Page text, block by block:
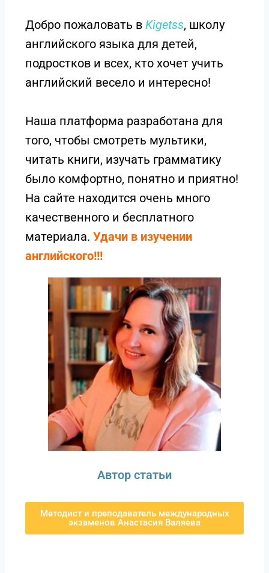
Добро пожаловать в Kigetss, школу
английского языка для детей,
подростков и всех, кто хочет учить
английский весело и интересно!
Наша платформа разработана для
того, чтобы смотреть мультики,
читать книги, изучать грамматику
было комфортно, понятно и приятно!
На сайте находится очень много
качественного и бесплатного
материала. Удачи в изучении
английского!!!
Автор статьи
Методист и преподаватель международных
экзаменов Анастасия Валяева